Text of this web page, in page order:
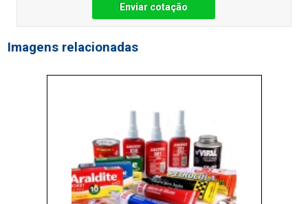
Enviar cotação
Imagens relacionadas